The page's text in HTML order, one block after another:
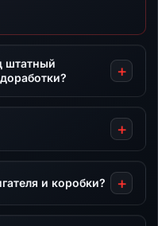
штатный
и коробки?